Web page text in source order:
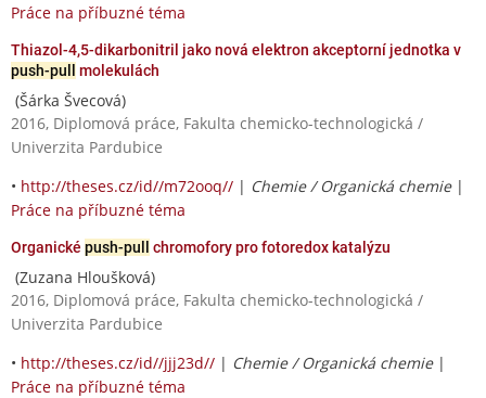
Práce na příbuzné téma
Thiazol-4,5-dikarbonitril jako nová elektron akceptorní jednotka v
push-pull molekulách
(Šárka Švecová)
2016, Diplomová práce, Fakulta chemicko-technologická /
Univerzita Pardubice
• http://theses.cz/id//m72ooq// | Chemie / Organická chemie|
Práce na příbuzné téma
Organické push-pull chromofory pro fotoredox katalýzu
(Zuzana Hloušková)
2016, Diplomová práce, Fakulta chemicko-technologická /
Univerzita Pardubice
• http://theses.cz/id//jjj23d// | Chemie / Organická chemie|
Práce na příbuzné téma